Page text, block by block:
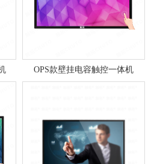
OPS款壁挂电容触控一体机